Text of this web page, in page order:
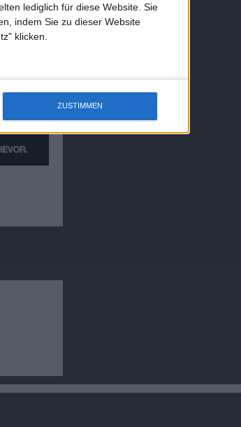
lediglich für diese Website. Sie
indem Sie zu dieser Website
klicken.
ZUSTIMMEN